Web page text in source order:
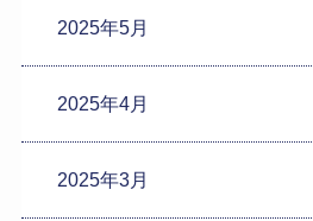
2025年5月
2025年4月
2025年3月